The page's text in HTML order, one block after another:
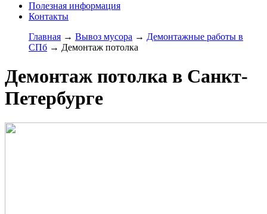
Полезная информация
Контакты
Главная → Вывоз мусора → Демонтажные работы в
СПб → Демонтаж потолка
Демонтаж потолка в Санкт-
Петербурге